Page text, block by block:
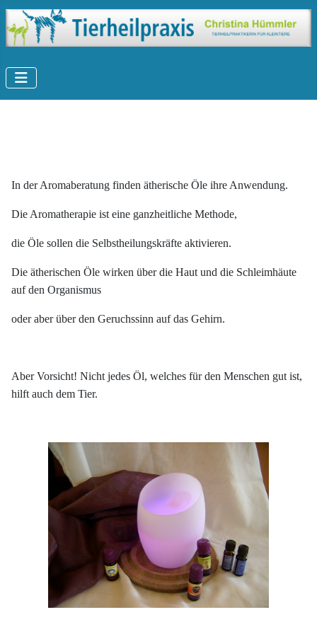
In der Aromaberatung finden ätherische Öle ihre Anwendung.
Die Aromatherapie ist eine ganzheitliche Methode,
die Öle sollen die Selbstheilungskräfte aktivieren.
Die ätherischen Öle wirken über die Haut und die Schleimhäute
auf den Organismus
oder aber über den Geruchssinn auf das Gehirn.
Aber Vorsicht! Nicht jedes Öl, welches fürden Menschen gut ist,
hilft auch dem Tier.